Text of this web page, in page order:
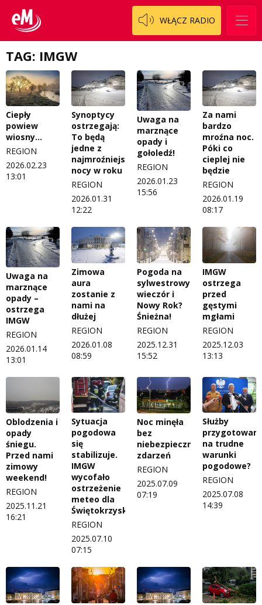
WŁĄCZ RADIO
TAG: IMGW
Ciepły
powiew
wiosny…
REGION
2026.02.23
13:01
Synoptycy
ostrzegają:
To będą
jedne z
najmroźniejszych
nocy w roku
REGION
2026.01.31
12:22
Uwaga na
marznące
opady i
gołoledź!
REGION
2026.01.23
15:56
Za nami
bardzo
mroźna noc.
Póki co
cieplej nie
będzie
REGION
2026.01.19
08:17
Uwaga na
marznące
opady –
ostrzega
IMGW
REGION
2026.01.14
13:01
Zimowa
aura
zostanie z
nami na
dłużej
REGION
2026.01.08
08:59
Pogoda na
sylwestrowy
wieczór i
Nowy Rok?
Śnieżna!
REGION
2025.12.31
15:52
IMGW
ostrzega
przed
gęstymi
mgłami
REGION
2025.12.03
13:13
Oblodzenia i
opady
śniegu.
Przed nami
zimowy
weekend!
REGION
2025.11.21
16:21
Sytuacja
pogodowa
się
stabilizuje.
IMGW
wycofało
ostrzeżenie
meteo dla
Świętokrzyskiego
REGION
2025.07.10
07:15
Noc minęła
bez
niebezpiecznych
zdarzeń
REGION
2025.07.09
07:19
Służby
na trudne
warunki
pogodowe?
REGION
2025.07.08
14:39